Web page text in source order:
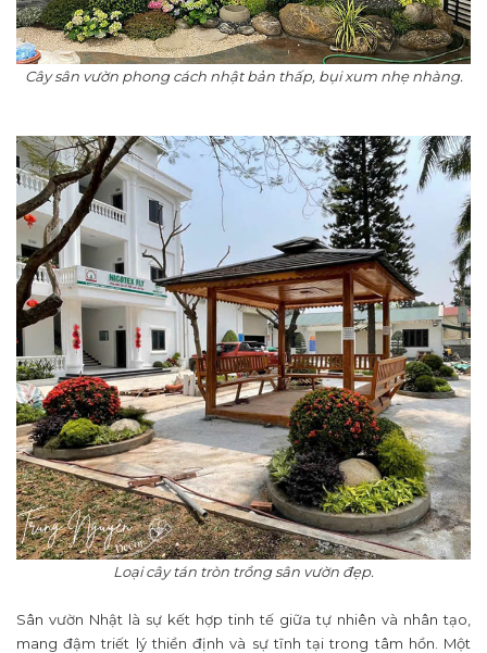
Cây sân vườn phong cách nhật bản thấp, bụi xum nhẹ nhàng.
Loại cây tán tròn trồng sân vườn đẹp.
Sân vườn Nhật là sự kết hợp tinh tế giữa tự nhiên và nhân tạo,
mang đậm triết lý thiền định và sự tĩnh tại trong tâm hồn. Một